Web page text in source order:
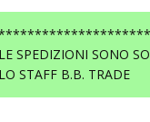
LE SPEDIZIONI SONO
LO STAFF B.B. TRADE